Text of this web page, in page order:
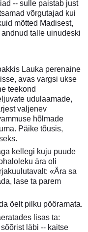
-- sulle paistab just
võrgutajad kui
mõtted Madisest,
talle uinudeski
Lauka perenaine
avas vargsi ukse
teekond
udulaamade,
valjenev
hõlmade
Päike tõusis,
kellegi kuju puude
ära oli
«Ära sa
lase ta parem
õelt pilku pööramata.
lisas ta:
läbi -- kaitse